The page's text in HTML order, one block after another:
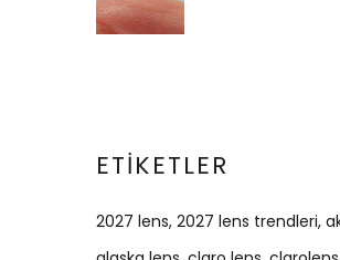
ETIKETLER
2027 lens 2027 lens trendleri